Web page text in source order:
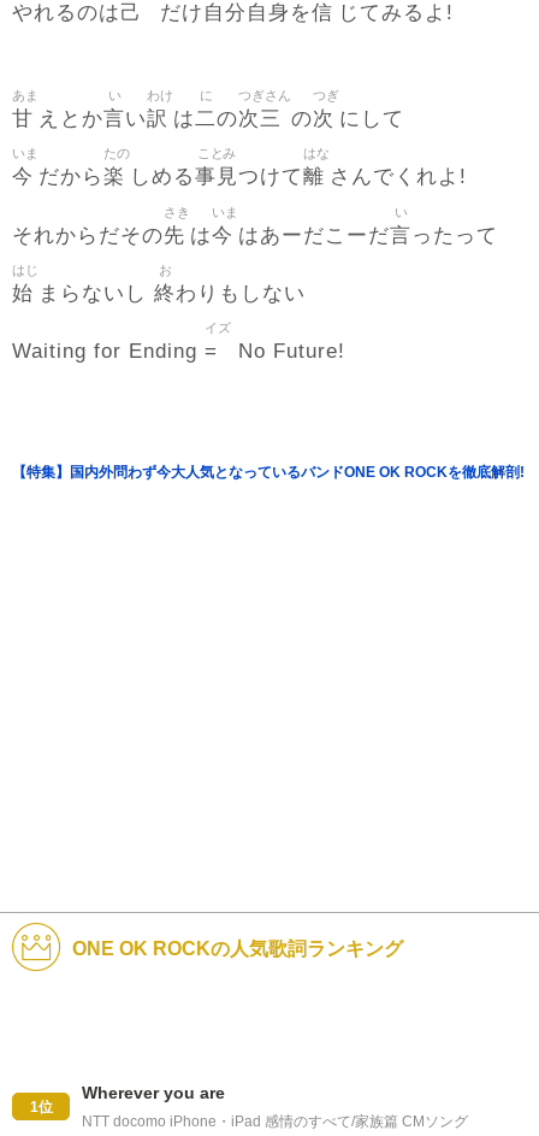
やれるのは己 だけ 自分自身 を信 じてみるよ!
甘
あま
えとか言
い
い訳
わけ
は二
に
の次三
つぎさん
の次
つぎ
にして
今
いま
だから 楽
たの
しめる事見
ことみ
つけて離
はな
さんでくれよ!
それからだその先
さき
は今
いま
はあーだこーだ言
い
ったって
始
はじ
まらないし 終
お
わりもしない
Waiting for Ending =
イズ
No Future!
【特集】国内外問わず今大人気となっているバンドONE OK ROCKを徹底解剖!
ONE OK ROCKの人気歌詞ランキング
1位
Wherever you are
NTT docomo iPhone・iPad 感情のすべて/家族篇 CMソング